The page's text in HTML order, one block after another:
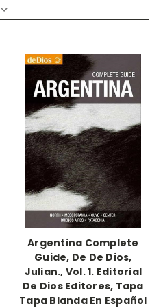
Argentina Complete
Guide, De De Dios,
Julian., Vol. 1. Editorial
De Dios Editores, Tapa
Tapa Blanda En Español